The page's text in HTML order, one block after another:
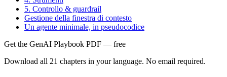
5. Controllo & guardrail
Gestione della finestra di contesto
Un agente minimale, in pseudocodice
Get the GenAI Playbook PDF — free
Download all 21 chapters in your language. No email required.